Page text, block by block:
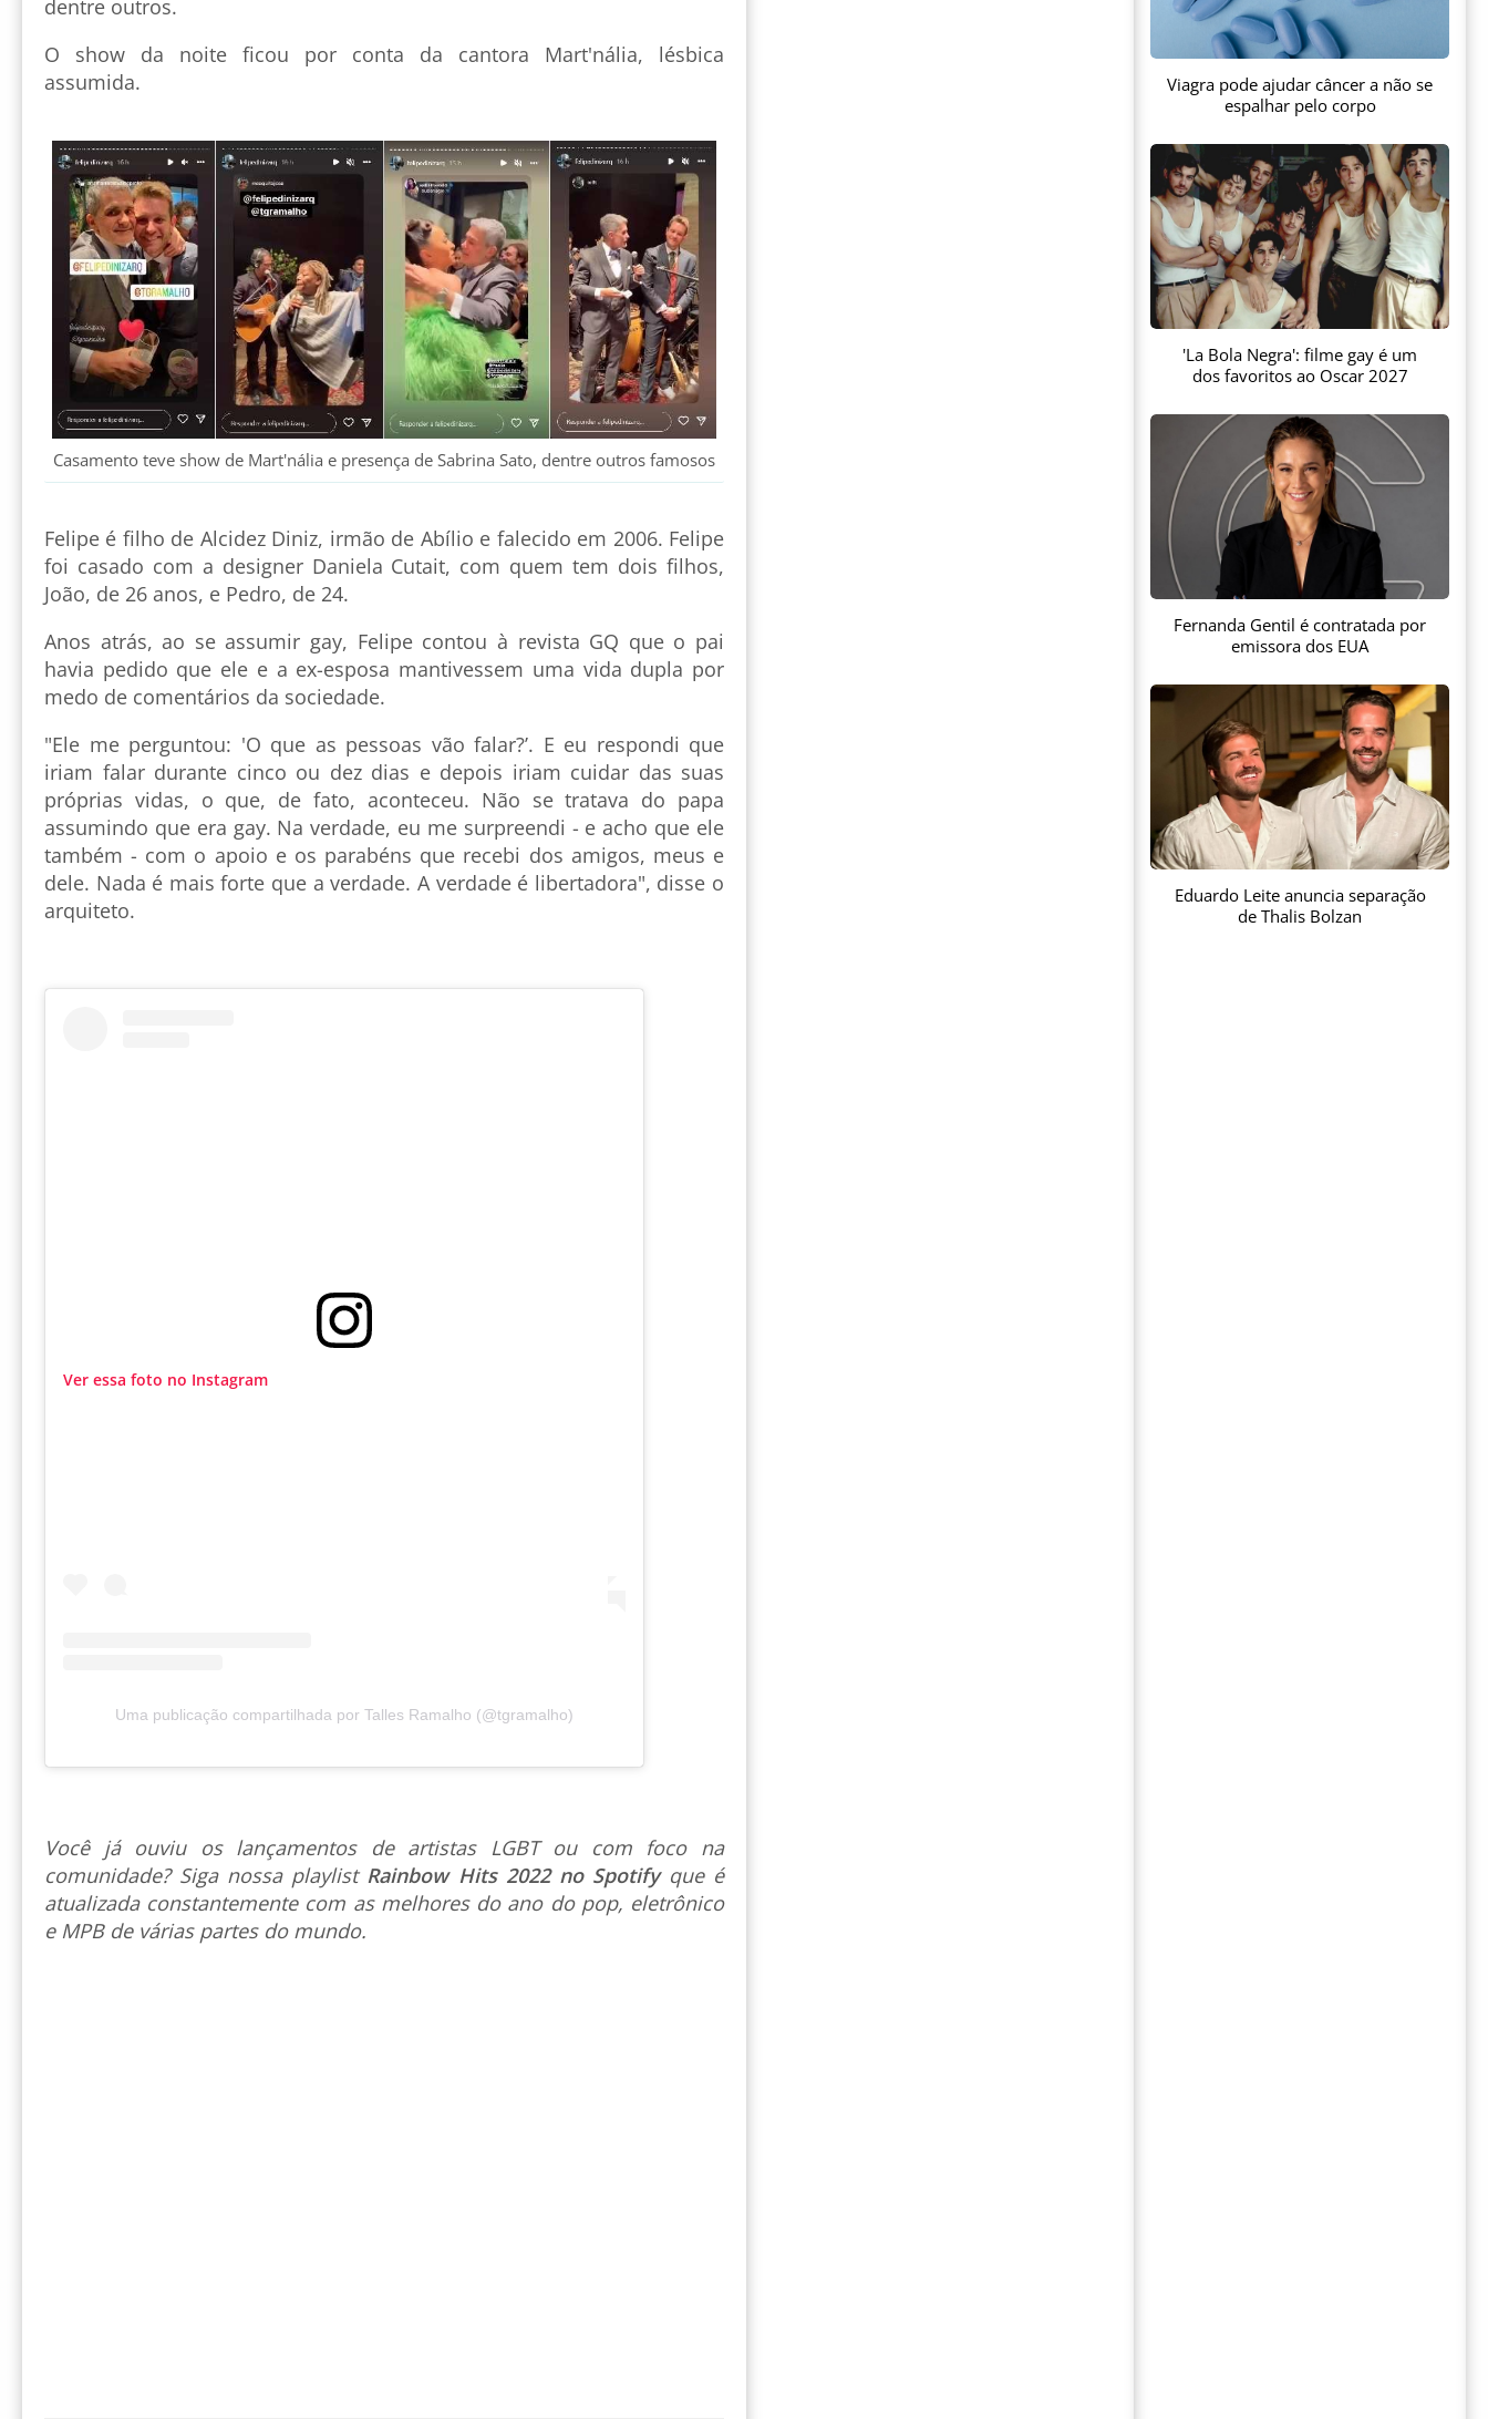
dentre outros.
O show da noite ficou por conta da cantora Mart'nália, lésbica
assumida.
Casamento teve show de Mart'nália e presença de Sabrina Sato, dentre outros famosos
Felipe é filho de Alcidez Diniz, irmão de Abílio e falecido em 2006. Felipe
foi casado com a designer Daniela Cutait, com quem tem dois filhos,
João, de 26 anos, e Pedro, de 24.
Anos atrás, ao se assumir gay, Felipe contou à revista GQ que o pai
havia pedido que ele e a ex-esposa mantivessem uma vida dupla por
medo de comentários da sociedade.
"Ele me perguntou: 'O que as pessoas vão falar?’. E eu respondi que
iriam falar durante cinco ou dez dias e depois iriam cuidar das suas
próprias vidas, o que, de fato, aconteceu. Não se tratava do papa
assumindo que era gay. Na verdade, eu me surpreendi - e acho que ele
também - com o apoio e os parabéns que recebi dos amigos, meus e
dele. Nada é mais forte que a verdade. A verdade é libertadora", disse o
arquiteto.
Ver essa foto no Instagram
Uma publicação compartilhada por Talles Ramalho (@tgramalho)
Você já ouviu os lançamentos de artistas LGBT ou com foco na
comunidade? Siga nossa playlist Rainbow Hits 2022 no Spotify que é
atualizada constantemente com as melhores do ano do pop, eletrônico
e MPB de várias partes do mundo.
Viagra pode ajudar câncer a não se
espalhar pelo corpo
'La Bola Negra': filme gay é um
dos favoritos ao Oscar 2027
Fernanda Gentil é contratada por
emissora dos EUA
Eduardo Leite anuncia separação
de Thalis Bolzan